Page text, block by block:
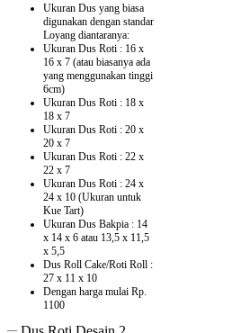
Ukuran Dus yang biasa
digunakan dengan standar
Loyang diantaranya:
Ukuran Dus Roti : 16 x
16 x 7 (atau biasanya ada
yang menggunakan tinggi
6cm)
Ukuran Dus Roti : 18 x
18 x 7
Ukuran Dus Roti : 20 x
20 x 7
Ukuran Dus Roti : 22 x
22 x 7
Ukuran Dus Roti : 24 x
24 x 10 (Ukuran untuk
Kue Tart)
Ukuran Dus Bakpia : 14
x 14 x 6 atau 13,5 x 11,5
x 5,5
Dus Roll Cake/Roti Roll :
27 x 11 x 10
Dengan harga mulai Rp.
1100